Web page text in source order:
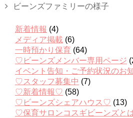
ビーンズファミリーの様子
新着情報 (4)
メディア掲載 (6)
一時預かり保育 (64)
♡ビーンズメンバー専用ページ
イベント告知・ご予約状況のお
♡スタッフ募集中 (7)
♡新着情報♡ (58)
♡ビーンズシェアハウス♡ (13)
♡保育サロンコスギビーンズと